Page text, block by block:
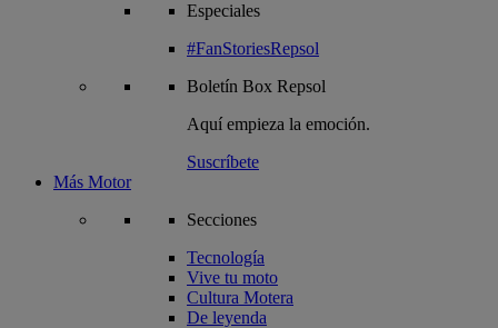
Especiales
#FanStoriesRepsol
Boletín Box Repsol
Aquí empieza la emoción.
Suscríbete
Más Motor
Secciones
Tecnología
Vive tu moto
Cultura Motera
De leyenda